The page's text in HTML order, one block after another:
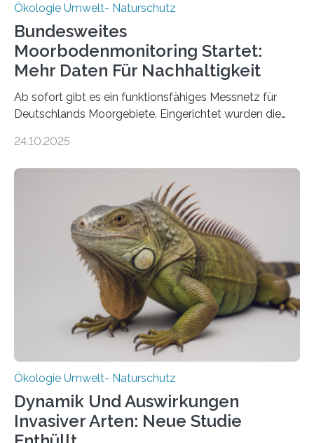
Ökologie Umwelt- Naturschutz
Bundesweites
Moorbodenmonitoring Startet:
Mehr Daten Für Nachhaltigkeit
Ab sofort gibt es ein funktionsfähiges Messnetz für
Deutschlands Moorgebiete. Eingerichtet wurden die
vergangenen fünf Jahren von Wissenschaftlerinnen
heutigen Donnerstag übergeben sie ihren Bericht zur
Aufbauphase an den Auftraggeber, das
Bundesministerium für Landwirtschaft, Ernährung und
Heimat. Braunschweig/Eberswalde (23. Oktober 2025).
Ein Netz aus 155 Messstationen spannt sich neuerdings
über Deutschlands Moorböden. Eingerichtet wurden sie
in den vergangenen fünf Jahren von
Wissenschaftlerinnen und Wissenschaftlern des
Thünen-Instituts für Agrarklimaschutz…
24.10.2025
Ökologie Umwelt- Naturschutz
Dynamik Und Auswirkungen
Invasiver Arten: Neue Studie